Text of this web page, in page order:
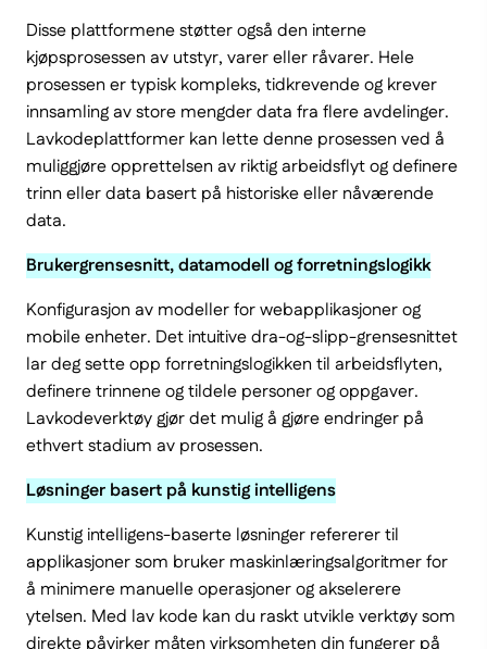
Disse plattformene støtter også den interne
kjøpsprosessen av utstyr, varer eller råvarer. Hele
prosessen er typisk kompleks, tidkrevende og krever
innsamling av store mengder data fra flere avdelinger.
Lavkodeplattformer kan lette denne prosessen ved å
muliggjøre opprettelsen av riktig arbeidsflyt og definere
trinn eller data basert på historiske eller nåværende
data.
Brukergrensesnitt, datamodell og forretningslogikk
Konfigurasjon av modeller for webapplikasjoner og
mobile enheter. Det intuitive dra-og-slipp-grensesnittet
lar deg sette opp forretningslogikken til arbeidsflyten,
definere trinnene og tildele personer og oppgaver.
Lavkodeverktøy gjør det mulig å gjøre endringer på
ethvert stadium av prosessen.
Løsninger basert på kunstig intelligens
Kunstig intelligens-baserte løsninger refererer til
applikasjoner som bruker maskinlæringsalgoritmer for
å minimere manuelle operasjoner og akselerere
ytelsen. Med lav kode kan du raskt utvikle verktøy som
direkte påvirker måten virksomheten din fungerer på